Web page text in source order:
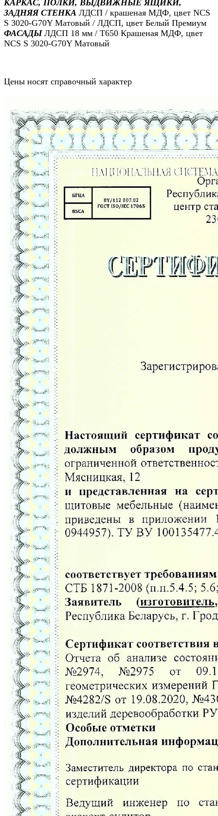
КАРКАС, ПОЛКИ, ВЫДВИЖНЫЕ ЯЩИКИ,
ЗАДНЯЯ СТЕНКА ЛДСП / крашеная МДФ, цвет NCS
S 3020-G70Y Матовый / ЛДСП, цвет Белый Премиум
ФАСАДЫЛДСП 18 мм / Т650 Крашеная МДФ, цвет
NCS S 3020-G70Y Матовый
Цены носят справочный характер